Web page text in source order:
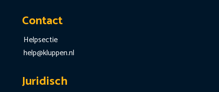
Contact
Helpsectie
help@kluppen.nl
Juridisch